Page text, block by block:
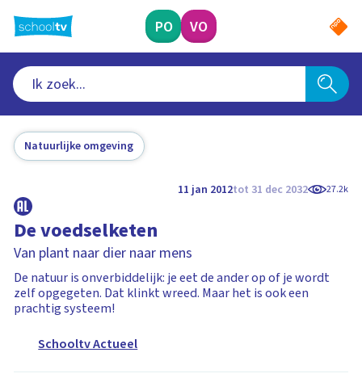
naar
hoofdinhoud
PO VO
Natuurlijke omgeving
11 jan 2012tot 31 dec 2032 27.2k
De voedselketen
Van plant naar dier naar mens
De natuur is onverbiddelijk: je eet de ander op of je wordt
zelf opgegeten. Dat klinkt wreed. Maar het is ook een
prachtig systeem!
Schooltv Actueel